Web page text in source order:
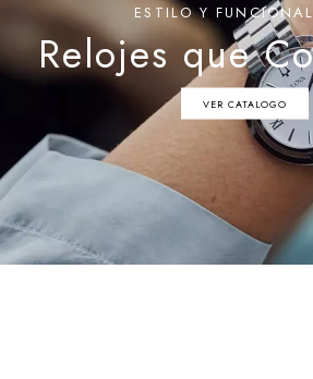
ESTILO Y
Relojes que
VER CATALOGO